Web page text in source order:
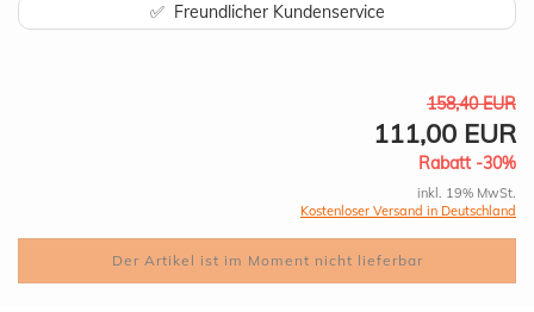
✅ Freundlicher Kundenservice
158,40 EUR
111,00 EUR
Rabatt -30%
inkl. 19% MwSt.
Kostenloser Versand in Deutschland